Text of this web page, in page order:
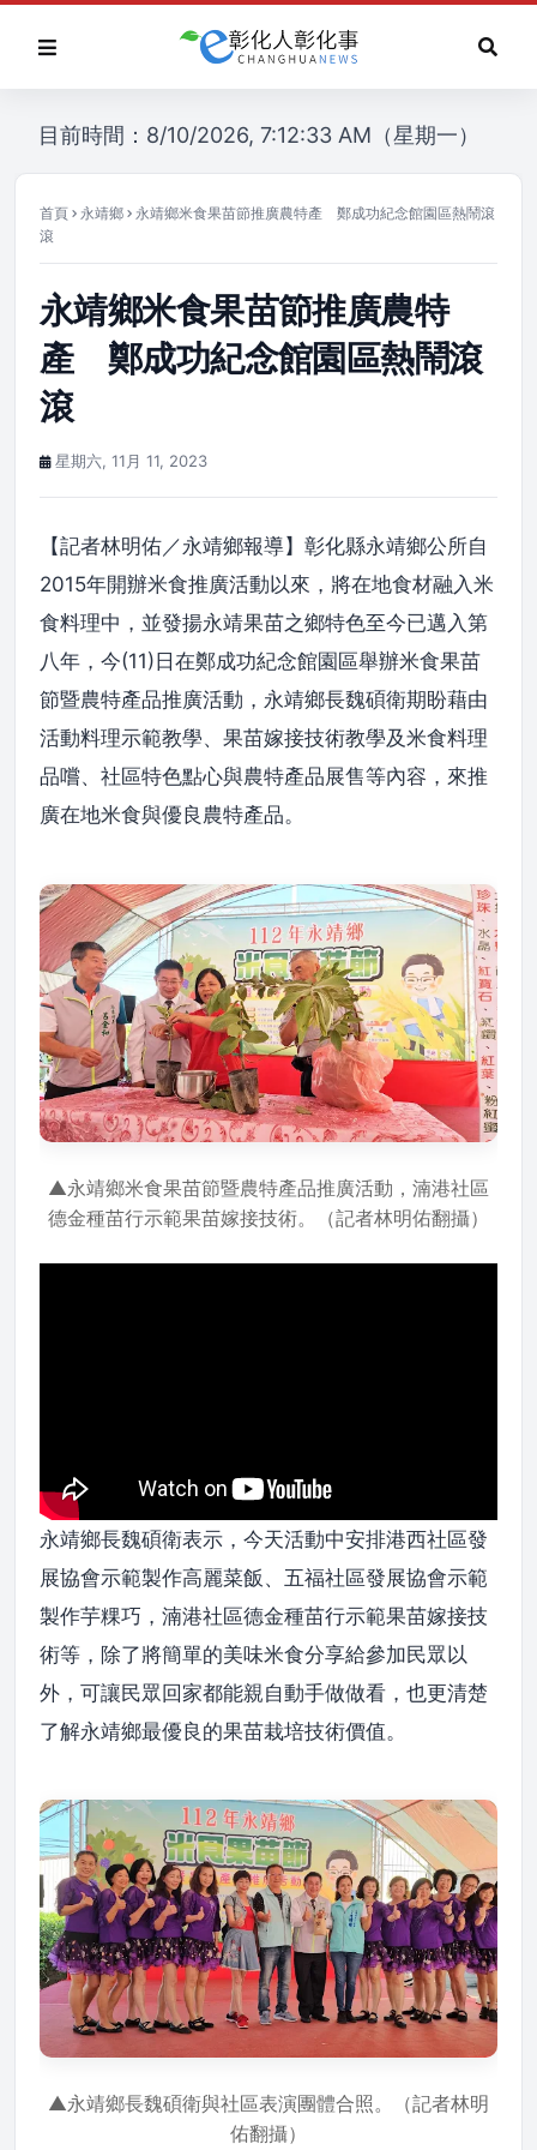
目前時間：8/10/2026, 7:12:33 AM（星期一）
首頁 永靖鄉
永靖鄉米食果苗節推廣農特產 鄭成功紀念館園區熱鬧滾
滾
永靖鄉米食果苗節推廣農特
產 鄭成功紀念館園區熱鬧滾
滾
星期六, 11月 11, 2023
【記者林明佑／永靖鄉報導】彰化縣永靖鄉公所自
2015年開辦米食推廣活動以來，將在地食材融入米
食料理中，並發揚永靖果苗之鄉特色至今已邁入第
八年，今(11)日在鄭成功紀念館園區舉辦米食果苗
節暨農特產品推廣活動，永靖鄉長魏碩衛期盼藉由
活動料理示範教學、果苗嫁接技術教學及米食料理
品嚐、社區特色點心與農特產品展售等內容，來推
廣在地米食與優良農特產品。
▲永靖鄉米食果苗節暨農特產品推廣活動，湳港社區
德金種苗行示範果苗嫁接技術。（記者林明佑翻攝）
永靖鄉長魏碩衛表示，今天活動中安排港西社區發
展協會示範製作高麗菜飯、五福社區發展協會示範
製作芋粿巧，湳港社區德金種苗行示範果苗嫁接技
術等，除了將簡單的美味米食分享給參加民眾以
外，可讓民眾回家都能親自動手做做看，也更清楚
了解永靖鄉最優良的果苗栽培技術價值。
▲永靖鄉長魏碩衛與社區表演團體合照。（記者林明
佑翻攝）